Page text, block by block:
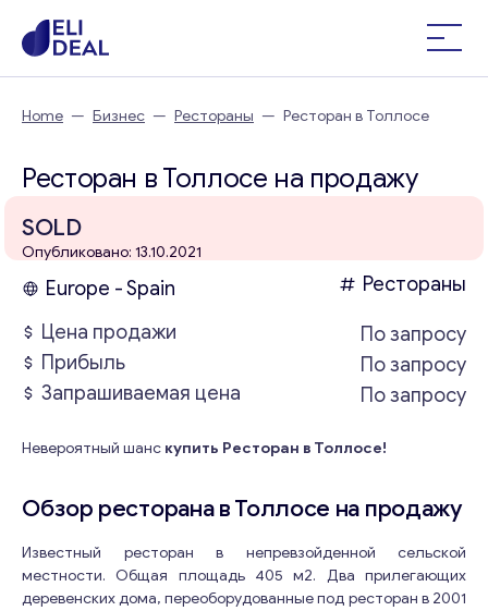
Home — Бизнес — Рестораны — Ресторан в Толлосе
Ресторан в Толлосе на продажу
SOLD
Опубликовано: 13.10.2021
Europe - Spain
Рестораны
Цена продажи
По запросу
Прибыль
По запросу
Запрашиваемая цена
По запросу
Невероятный шанс купить Ресторан в Толлосе!
Обзор ресторана в Толлосе на продажу
Известный ресторан в непревзойденной сельской
местности. Общая площадь 405 м2. Два прилегающих
деревенских дома, переоборудованные под ресторан в 2001